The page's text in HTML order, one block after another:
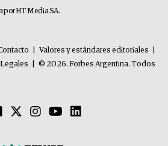
por HT Media SA.
Valores y estándares editoriales
Legales
© 2026. Forbes Argentina. Todos